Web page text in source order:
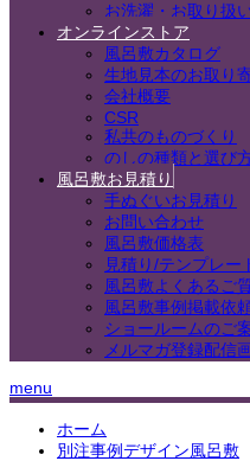
お洗濯・お取り扱
オンラインストア
風呂敷カタログ
生地見本のお取り
会社概要
CSR
私共のものづくり
のしの種類と選び
風呂敷お見積り
手ぬぐいお見積り
お問い合わせ
風呂敷価格表
見積り/テンプレー
風呂敷よくあるご
風呂敷事例掲載依
ショールームのご
メルマガ登録配信
menu
ホーム
別注事例デザイン風呂敷